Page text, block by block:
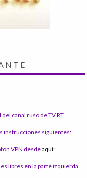
canal ruso de TV RT.
instrucciones siguientes:
VPN desdeaquí:
libres en la parte izquierda